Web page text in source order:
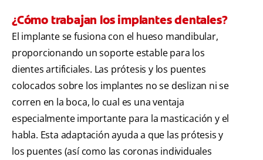
¿Cómo trabajan los implantes dentales?
El implante se fusiona con el hueso mandibular,
proporcionando un soporte estable para los
dientes artificiales. Las prótesis y los puentes
colocados sobre los implantes no se deslizan ni se
corren en la boca, lo cual es una ventaja
especialmente importante para la masticación y el
habla. Esta adaptación ayuda a que las prótesis y
los puentes (así como las coronas individuales